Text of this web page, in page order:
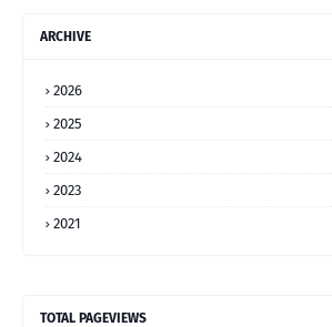
ARCHIVE
2026
2025
2024
2023
2021
TOTAL PAGEVIEWS